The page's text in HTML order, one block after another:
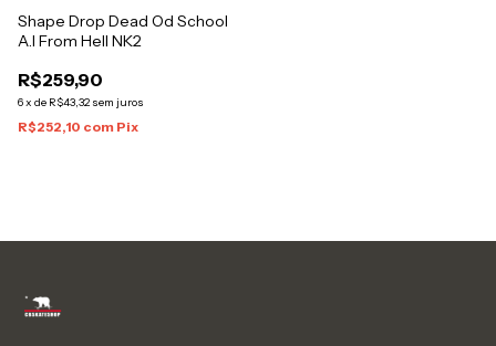
Shape Drop Dead Od School
A.I From Hell NK2
R$259,90
6x de R$43,32 sem juros
R$252,10 com Pix